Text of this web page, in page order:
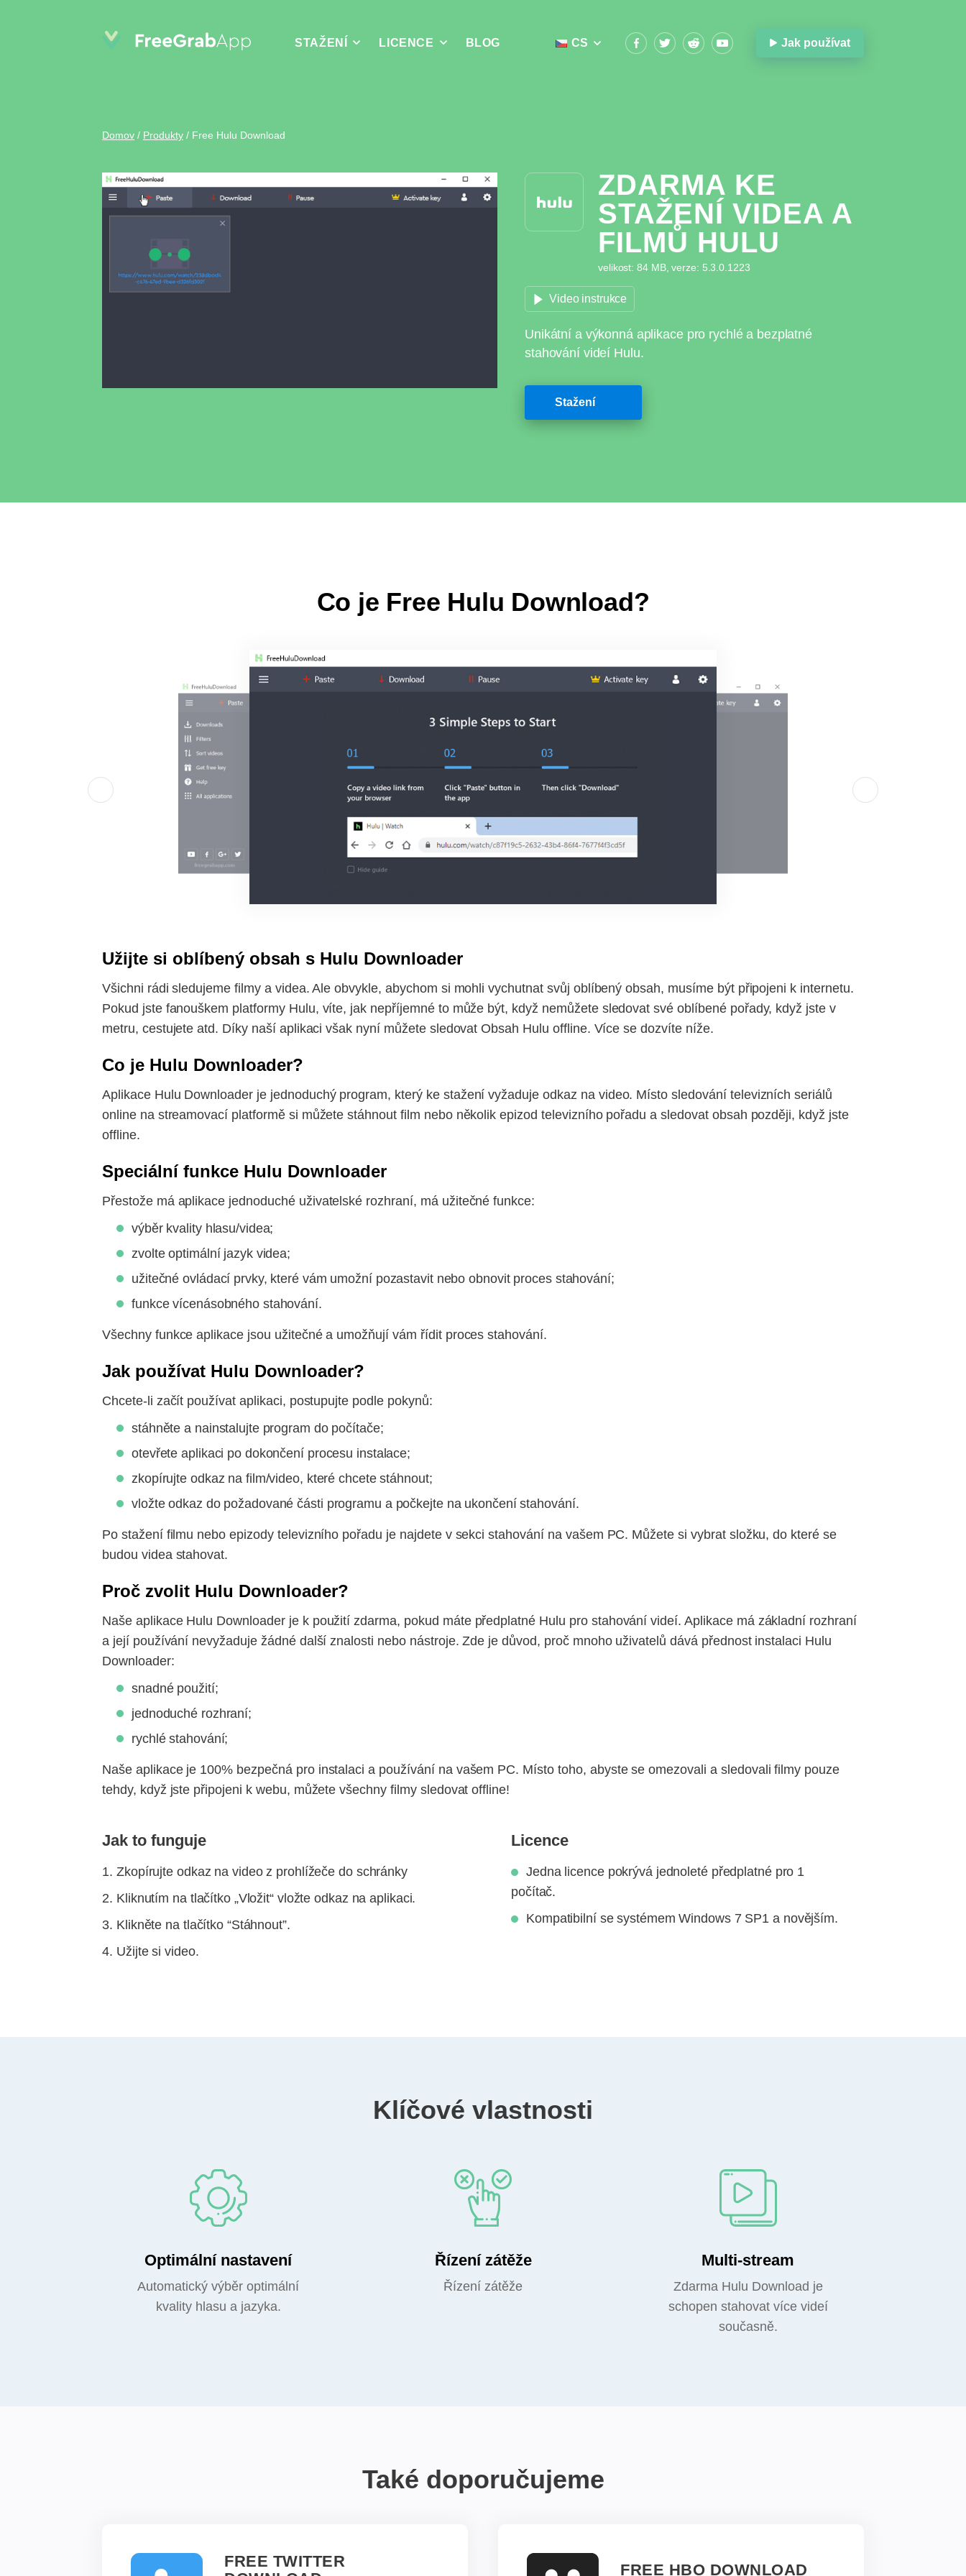
STAŽENÍ LICENCE BLOG CS Jak používat
Domov / Produkty / Free Hulu Download
ZDARMA KE
STAŽENÍ VIDEA A
FILMŮ HULU
velikost: 84 MB, verze: 5.3.0.1223
Video instrukce
Unikátní a výkonná aplikace pro rychlé a bezplatné
stahování videí Hulu.
Stažení
Co je Free Hulu Download?
Užijte si oblíbený obsah s Hulu Downloader
Všichni rádi sledujeme filmy a videa. Ale obvykle, abychom si mohli vychutnat svůj oblíbený obsah, musíme být připojeni k internetu.
Pokud jste fanouškem platformy Hulu, víte, jak nepříjemné to může být, když nemůžete sledovat své oblíbené pořady, když jste v
metru, cestujete atd. Díky naší aplikaci však nyní můžete sledovat Obsah Hulu offline. Více se dozvíte níže.
Co je Hulu Downloader?
Aplikace Hulu Downloader je jednoduchý program, který ke stažení vyžaduje odkaz na video. Místo sledování televizních seriálů
online na streamovací platformě si můžete stáhnout film nebo několik epizod televizního pořadu a sledovat obsah později, když jste
offline.
Speciální funkce Hulu Downloader
Přestože má aplikace jednoduché uživatelské rozhraní, má užitečné funkce:
výběr kvality hlasu/videa;
zvolte optimální jazyk videa;
užitečné ovládací prvky, které vám umožní pozastavit nebo obnovit proces stahování;
funkce vícenásobného stahování.
Všechny funkce aplikace jsou užitečné a umožňují vám řídit proces stahování.
Jak používat Hulu Downloader?
Chcete-li začít používat aplikaci, postupujte podle pokynů:
stáhněte a nainstalujte program do počítače;
otevřete aplikaci po dokončení procesu instalace;
zkopírujte odkaz na film/video, které chcete stáhnout;
vložte odkaz do požadované části programu a počkejte na ukončení stahování.
Po stažení filmu nebo epizody televizního pořadu je najdete v sekci stahování na vašem PC. Můžete si vybrat složku, do které se
budou videa stahovat.
Proč zvolit Hulu Downloader?
Naše aplikace Hulu Downloader je k použití zdarma, pokud máte předplatné Hulu pro stahování videí. Aplikace má základní rozhraní
a její používání nevyžaduje žádné další znalosti nebo nástroje. Zde je důvod, proč mnoho uživatelů dává přednost instalaci Hulu
Downloader:
snadné použití;
jednoduché rozhraní;
rychlé stahování;
Naše aplikace je 100% bezpečná pro instalaci a používání na vašem PC. Místo toho, abyste se omezovali a sledovali filmy pouze
tehdy, když jste připojeni k webu, můžete všechny filmy sledovat offline!
Jak to funguje
Zkopírujte odkaz na video z prohlížeče do schránky
Kliknutím na tlačítko „Vložit“ vložte odkaz na aplikaci.
Klikněte na tlačítko “Stáhnout”.
Užijte si video.
Licence
Jedna licence pokrývá jednoleté předplatné pro 1
počítač.
Kompatibilní se systémem Windows 7 SP1 a novějším.
Klíčové vlastnosti
Optimální nastavení
Automatický výběr optimální
kvality hlasu a jazyka.
Řízení zátěže
Řízení zátěže
Multi-stream
Zdarma Hulu Download je
schopen stahovat více videí
současně.
Také doporučujeme
FREE TWITTER
FREE HBO DOWNLOAD